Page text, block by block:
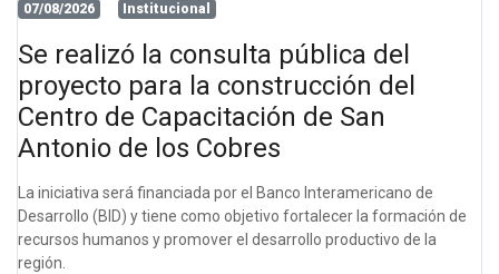
07/08/2026 Institucional
Se realizó la consulta pública del
proyecto para la construcción del
Centro de Capacitación de San
Antonio de los Cobres
La iniciativa será financiada por el Banco Interamericano de
Desarrollo (BID) y tiene como objetivo fortalecer la formación de
recursos humanos y promover el desarrollo productivo de la
región.